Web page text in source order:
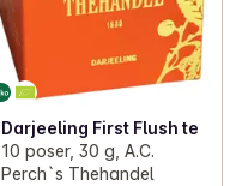
Darjeeling First Flush te
10 poser, 30 g, A.C.
Perch`s Thehandel